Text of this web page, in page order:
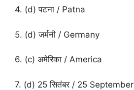
4. (d) पटना / Patna
5. (d) जर्मनी / Germany
6. (c) अमेरिका / America
7. (d) 25 सितंबर / 25 September